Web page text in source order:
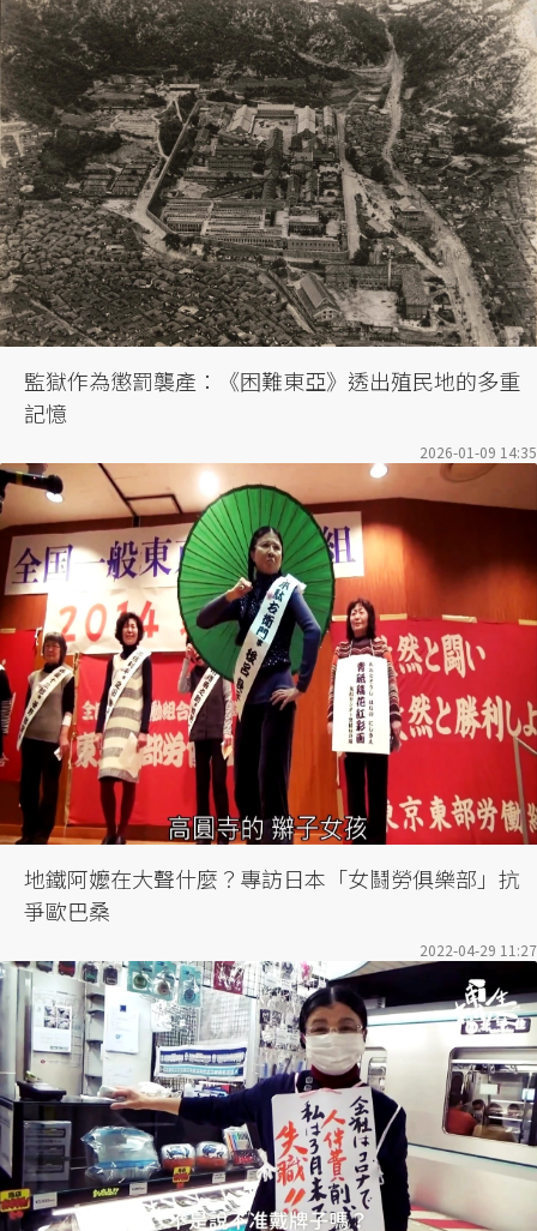
監獄作為懲罰襲產：《困難東亞》透出殖民地的多重
記憶
2026-01-09 14:35
地鐵阿嬤在大聲什麼？專訪日本「女鬪勞俱樂部」抗
爭歐巴桑
2022-04-29 11:27